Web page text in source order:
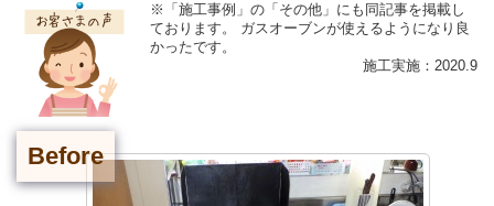
※「施工事例」の「その他」にも同記事を掲載し
ております。 ガスオーブンが使えるようになり良
かったです。
施工実施：2020.9
Before